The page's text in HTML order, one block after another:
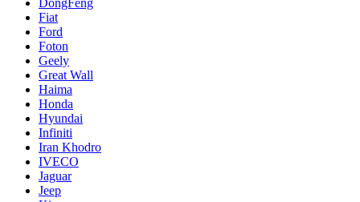
DongFeng
Fiat
Ford
Foton
Geely
Great Wall
Haima
Honda
Hyundai
Infiniti
Iran Khodro
IVECO
Jaguar
Jeep